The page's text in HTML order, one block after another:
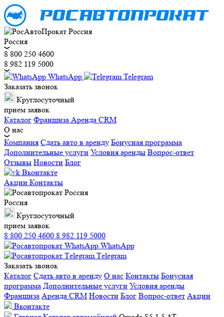
Россия
8 800 250 4600
8 982 119 5000
WhatsApp
Telegram
Заказать звонок
Круглосуточный
прием заявок
Каталог Франшиза Аренда CRM
О нас
Компания Сдать авто в аренду Бонусная программа
Дополнительные услуги Условия аренды Вопрос-ответ
Отзывы Новости Блог
Вконтакте
Акции Контакты
Россия
Круглосуточный
прием заявок
8 800 250 4600 8 982 119 5000
WhatsApp
Тelegram
Заказать звонок
Каталог Сдать авто в аренду О нас Контакты Бонусная
программа Дополнительные услуги Условия аренды
Франшиза Аренда CRM Новости Блог Вопрос-ответ Акции
Вконтакте